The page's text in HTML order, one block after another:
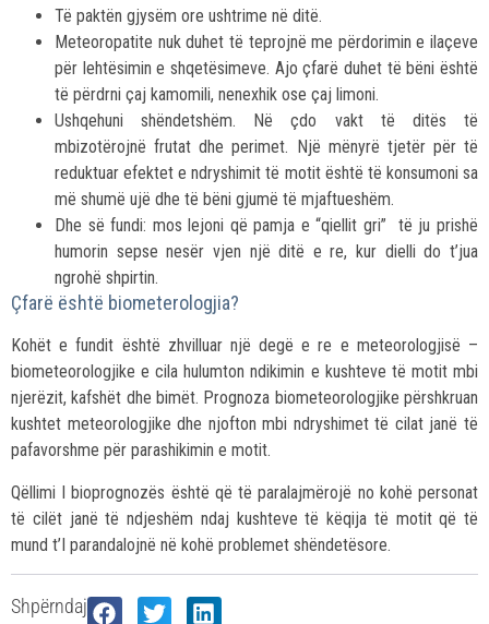
Të paktën gjysëm ore ushtrime në ditë.
Meteoropatite nuk duhet të teprojnë me përdorimin e ilaçeve
për lehtësimin e shqetësimeve. Ajo çfarë duhet të bëni është
të përdrni çaj kamomili, nenexhik ose çaj limoni.
Ushqehuni shëndetshëm. Në çdo vakt të ditës të
mbizotërojnë frutat dhe perimet. Një mënyrë tjetër për të
reduktuar efektet e ndryshimit të motit është të konsumoni sa
më shumë ujë dhe të bëni gjumë të mjaftueshëm.
Dhe së fundi: mos lejoni që pamja e “qiellit gri” të ju prishë
humorin sepse nesër vjen një ditë e re, kur dielli do t’jua
ngrohë shpirtin.
Çfarë është biometerologjia?
Kohët e fundit është zhvilluar një degë e re e meteorologjisë –
biometeorologjike e cila hulumton ndikimin e kushteve të motit mbi
njerëzit, kafshët dhe bimët. Prognoza biometeorologjike përshkruan
kushtet meteorologjike dhe njofton mbi ndryshimet të cilat janë të
pafavorshme për parashikimin e motit.
Qëllimi I bioprognozës është që të paralajmërojë no kohë personat
të cilët janë të ndjeshëm ndaj kushteve të këqija të motit që të
mund t’I parandalojnë në kohë problemet shëndetësore.
Shpërndaj